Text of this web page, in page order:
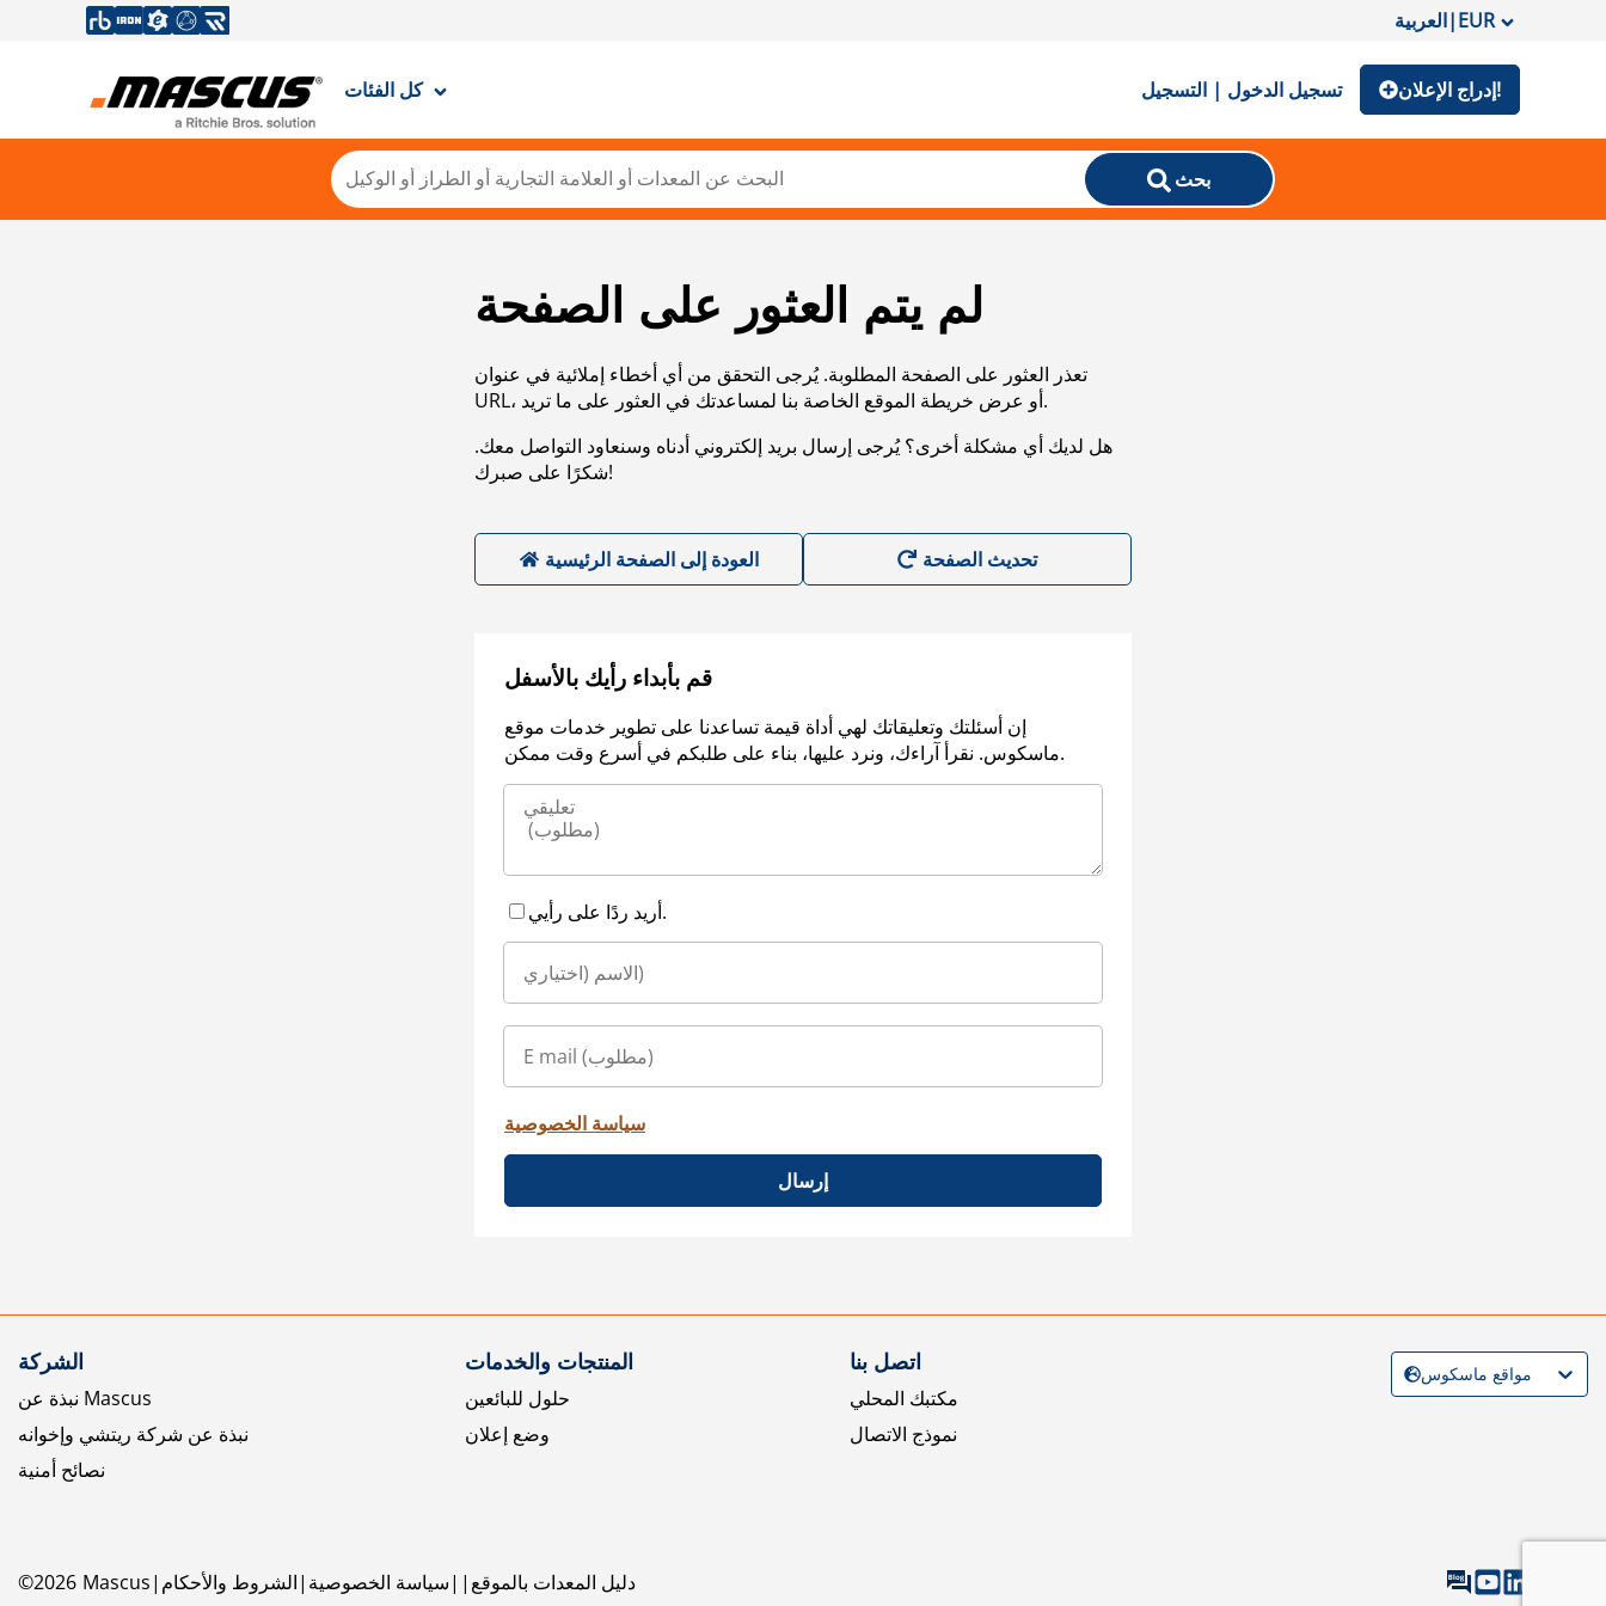
العربية|EUR
كل الفئات تسجيل الدخول | التسجيل إدراج الإعلان!
بحث
لم يتم العثور على الصفحة
تعذر العثور على الصفحة المطلوبة. يُرجى التحقق من أي أخطاء إملائية في عنوان
URL، أو عرض خريطة الموقع الخاصة بنا لمساعدتك في العثور على ما تريد.
هل لديك أي مشكلة أخرى؟ يُرجى إرسال بريد إلكتروني أدناه وسنعاود التواصل معك.
شكرًا على صبرك!
العودة إلى الصفحة الرئيسية
قم بأبداء رأيك بالأسفل
إن أسئلتك وتعليقاتك لهي أداة قيمة تساعدنا على تطوير خدمات موقع
ماسكوس. نقرأ آراءك، ونرد عليها، بناء على طلبكم في أسرع وقت ممكن.
أريد ردًا على رأيي.
سياسة الخصوصية
إرسال
الشركة
نبذة عن Mascus
نبذة عن شركة ريتشي وإخوانه
نصائح أمنية
المنتجات والخدمات
حلول للبائعين
وضع إعلان
اتصل بنا
مكتبك المحلي
نموذج الاتصال
©2026 Mascus الشروط والأحكام سياسة الخصوصية دليل المعدات بالموقع
مواقع ماسكوس